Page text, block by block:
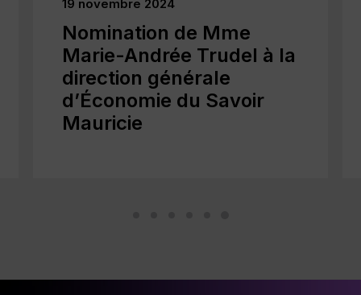
19 novembre 2024
Nomination de Mme
Marie-Andrée Trudel à la
direction générale
d’Économie du Savoir
Mauricie